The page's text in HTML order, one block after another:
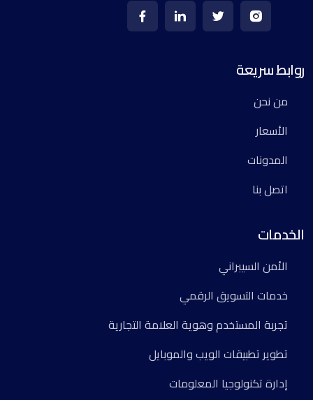
روابط سريعة
من نحن
الأسعار
المدونات
اتصل بنا
الخدمات
الأمن السيبراني
خدمات التسويق الرقمي
تجربة المستخدم وهوية العلامة التجارية
تطوير تطبيقات الويب والموبايل
إدارة تكنولوجيا المعلومات